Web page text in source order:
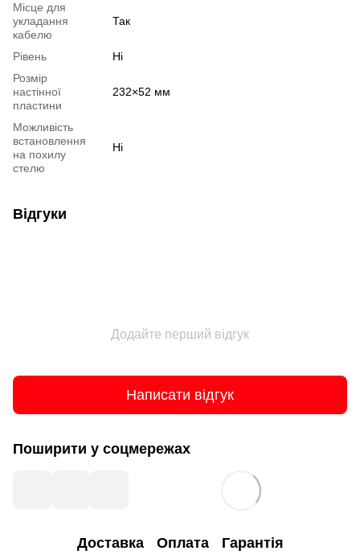
Місце для
укладання
кабелю
Так
Рівень
Ні
Розмір
настінної
пластини
232×52 мм
Можливість
встановлення
на похилу
стелю
Ні
Відгуки
Додайте перший відгук
Написати відгук
Поширити у соцмережах
Доставка Оплата Гарантія